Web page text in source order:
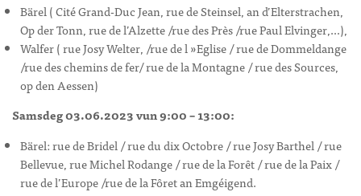
Bärel ( Cité Grand-Duc Jean, rue de Steinsel, an d’Elterstrachen,
Op der Tonn, rue de l’Alzette /rue des Près /rue Paul Elvinger,…),
Walfer ( rue Josy Welter, /rue de l »Eglise / rue de Dommeldange
/rue des chemins de fer/ rue de la Montagne / rue des Sources,
op den Aessen)
Samsdeg 03.06.2023 vun 9:00 – 13:00:
Bärel: rue de Bridel / rue du dix Octobre / rue Josy Barthel / rue
Bellevue, rue Michel Rodange / rue de la Forêt / rue de la Paix /
rue de l’Europe /rue de la Fôret an Emgéigend.